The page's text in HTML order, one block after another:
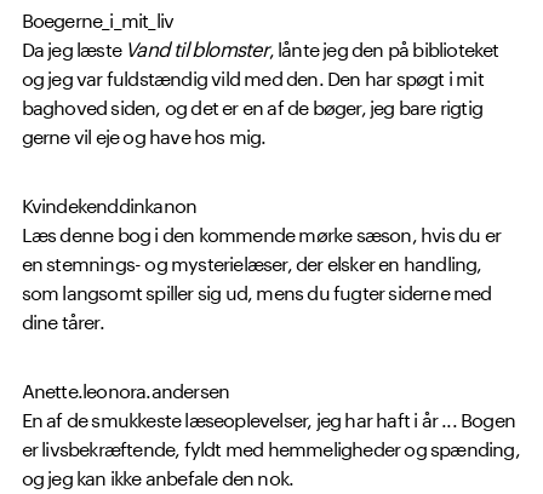
Boegerne_i_mit_liv
Da jeg læste Vand til blomster, lånte jeg den på biblioteket
og jeg var fuldstændig vild med den. Den har spøgt i mit
baghoved siden, og det er en af de bøger, jeg bare rigtig
gerne vil eje og have hos mig.
Kvindekenddinkanon
Læs denne bog i den kommende mørke sæson, hvis du er
en stemnings- og mysterielæser, der elsker en handling,
som langsomt spiller sig ud, mens du fugter siderne med
dine tårer.
Anette.leonora.andersen
En af de smukkeste læseoplevelser, jeg har haft i år ... Bogen
er livsbekræftende, fyldt med hemmeligheder og spænding,
og jeg kan ikke anbefale den nok.